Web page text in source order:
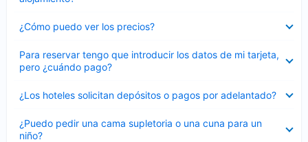
¿Cómo puedo ver los precios?
cerrado
Para reservar tengo que introducir los datos de mi tarjeta,
pero ¿cuándo pago?
cerrado
¿Los hoteles solicitan depósitos o pagos por adelantado?
cerrado
¿Puedo pedir una cama supletoria o una cuna para un
niño?
cerrado